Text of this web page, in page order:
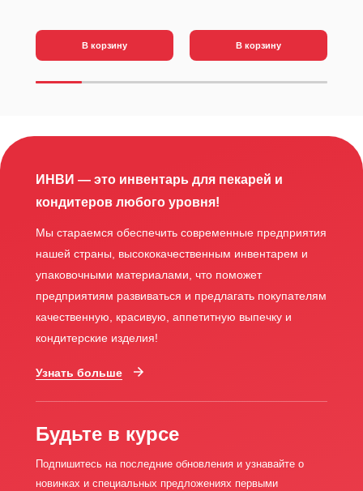
В корзину В корзину
ИНВИ — это инвентарь для пекарей и
кондитеров любого уровня!
Мы стараемся обеспечить современные предприятия
нашей страны, высококачественным инвентарем и
упаковочными материалами, что поможет
предприятиям развиваться и предлагать покупателям
качественную, красивую, аппетитную выпечку и
кондитерские изделия!
Узнать больше
Будьте в курсе
Подпишитесь на последние обновления и узнавайте о
новинках и специальных предложениях первыми